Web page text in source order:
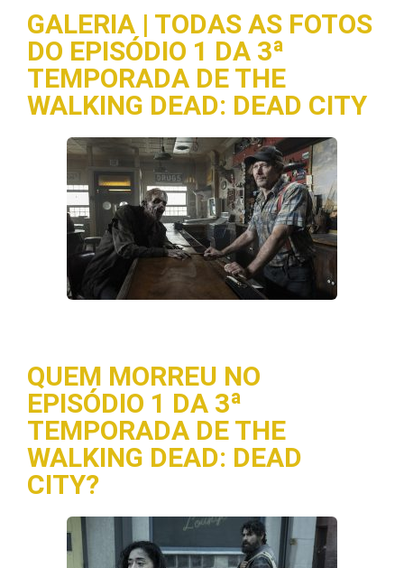
GALERIA | TODAS AS FOTOS
DO EPISÓDIO 1 DA 3ª
TEMPORADA DE THE
WALKING DEAD: DEAD CITY
QUEM MORREU NO
EPISÓDIO 1 DA 3ª
TEMPORADA DE THE
WALKING DEAD: DEAD
CITY?